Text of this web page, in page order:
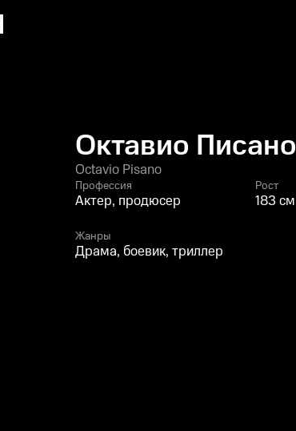
Октавио Писано
Octavio Pisano
Профессия
Актер, продюсер
Рост
183 см
Жанры
Драма, боевик, триллер